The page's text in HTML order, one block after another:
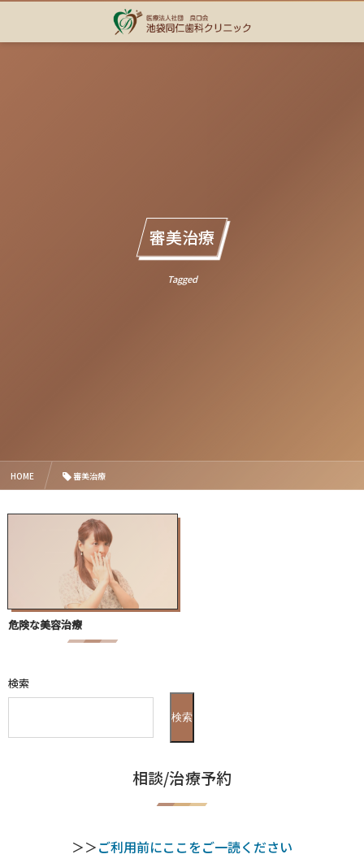
審美治療
Tagged
HOME 審美治療
危険な美容治療
検索
検索
相談/治療予約
＞＞ご利用前にここをご一読ください